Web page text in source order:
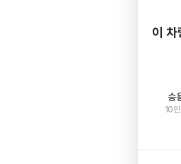
이 차
승
10